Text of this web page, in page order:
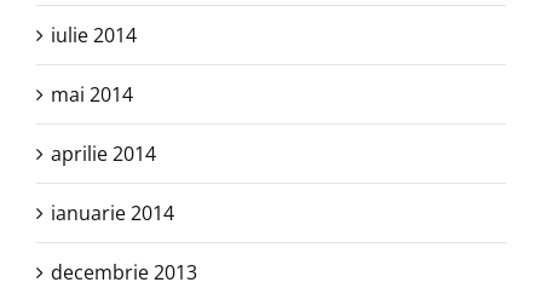
iulie 2014
mai 2014
aprilie 2014
ianuarie 2014
decembrie 2013